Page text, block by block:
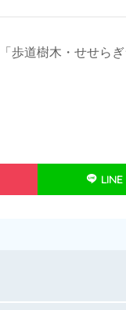
歩道樹木・せせら
LINE